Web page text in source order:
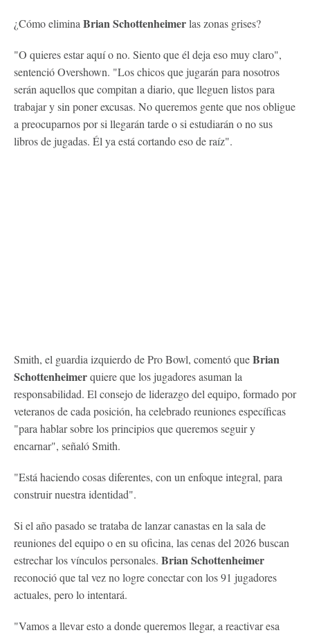
¿Cómo elimina Brian Schottenheimerlas zonas grises?
"O quieres estar aquí o no. Siento que él deja eso muy claro",
sentenció Overshown. "Los chicos que jugarán para nosotros
serán aquellos que compitan a diario, que lleguen listos para
trabajar y sin poner excusas. No queremos gente que nos obligue
a preocuparnos por si llegarán tarde o si estudiarán o no sus
libros de jugadas. Él ya está cortando eso de raíz".
Smith, el guardia izquierdo de Pro Bowl, comentó queBrian
Schottenheimerquiere que los jugadores asuman la
responsabilidad. El consejo de liderazgo del equipo, formado por
veteranos de cada posición, ha celebrado reuniones específicas
"para hablar sobre los principios que queremos seguir y
encarnar", señaló Smith.
"Está haciendo cosas diferentes, con un enfoque integral, para
construir nuestra identidad".
Si el año pasado se trataba de lanzar canastas en la sala de
reuniones del equipo o en su oficina, las cenas del 2026 buscan
estrechar los vínculos personales. Brian Schottenheimer
reconoció que tal vez no logre conectar con los 91 jugadores
actuales, pero lo intentará.
"Vamos a llevar esto a donde queremos llegar, a reactivar esa